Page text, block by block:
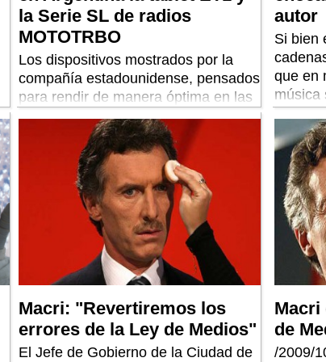
la Serie SL de radios
MOTOTRBO
Los dispositivos mostrados por la
compañía estadounidense, pensados
para rendir de manera óptima en las
situaciones más extremas, serán
comercializados exclusivamente en
el mercado empresarial a través de
una red de partners, distribuidores e
implementadores.
autor
Si bien
que en
música
muy
el uso
las
más
que
de
como
las
Macri: "Revertiremos los
errores de la Ley de Medios"
El Jefe de Gobierno de la Ciudad de
Macri
de
/2009/